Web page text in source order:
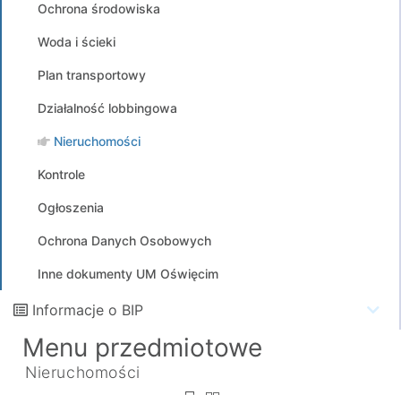
Ochrona środowiska
Woda i ścieki
Plan transportowy
Działalność lobbingowa
Nieruchomości
Kontrole
Ogłoszenia
Ochrona Danych Osobowych
Inne dokumenty UM Oświęcim
Informacje o BIP
Menu przedmiotowe
Nieruchomości